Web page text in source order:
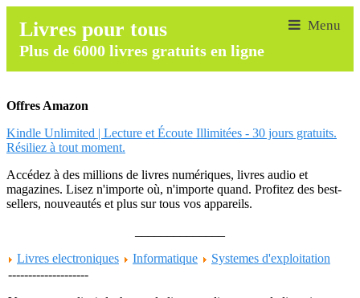
Livres pour tous
Plus de 6000 livres gratuits en ligne
Offres Amazon
Kindle Unlimited | Lecture et Écoute Illimitées - 30 jours gratuits.
Résiliez à tout moment.
Accédez à des millions de livres numériques, livres audio et
magazines. Lisez n'importe où, n'importe quand. Profitez des best-
sellers, nouveautés et plus sur tous vos appareils.
Livres electroniques
Informatique
Systemes d'exploitation
--------------------